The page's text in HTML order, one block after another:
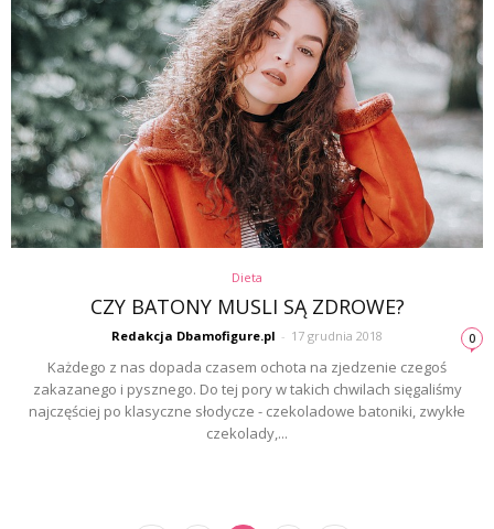
Dieta
CZY BATONY MUSLI SĄ ZDROWE?
Redakcja Dbamofigure.pl - 17 grudnia 2018 0
Każdego z nas dopada czasem ochota na zjedzenie czegoś
zakazanego i pysznego. Do tej pory w takich chwilach sięgaliśmy
najczęściej po klasyczne słodycze - czekoladowe batoniki, zwykłe
czekolady,...